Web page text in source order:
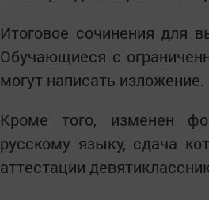
Итоговое сочинения для
Обучающиеся с
могут написать изложение.
Кроме того, изменен
русскому языку, сдача
аттестации